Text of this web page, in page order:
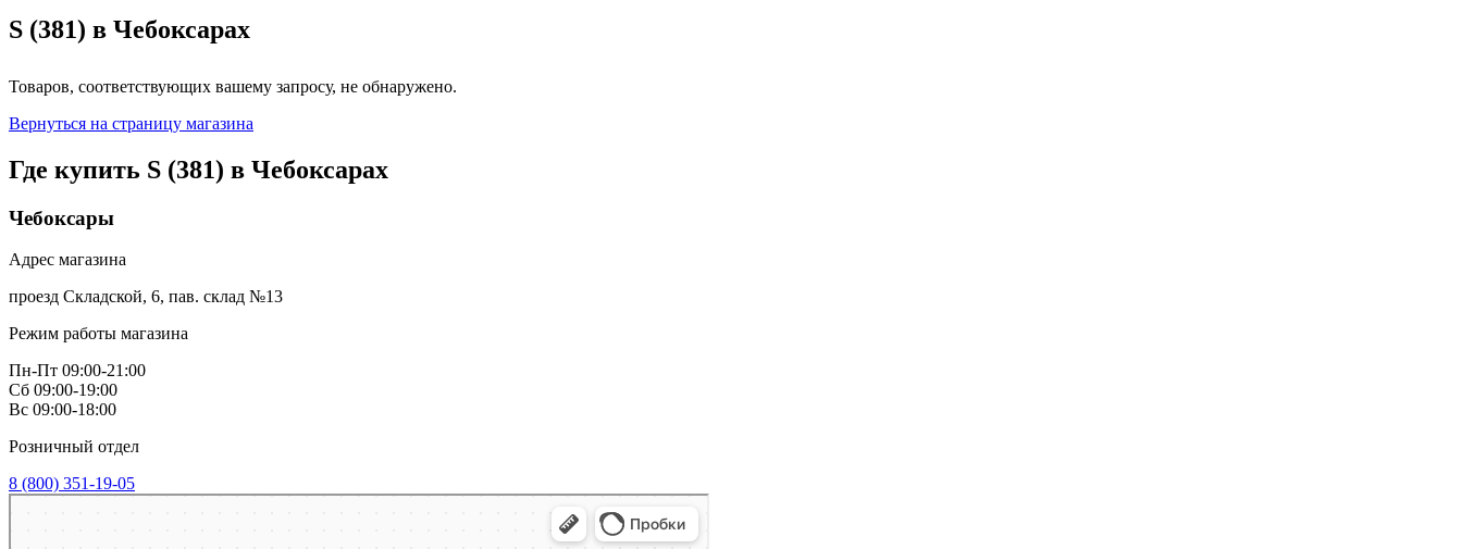
S (381) в Чебоксарах
Товаров, соответствующих вашему запросу, не обнаружено.
Вернуться на страницу магазина
Где купить S (381) в Чебоксарах
Чебоксары
Адрес магазина
проезд Складской, 6, пав. склад №13
Режим работы магазина
Пн-Пт 09:00-21:00
Сб 09:00-19:00
Вс 09:00-18:00
Розничный отдел
8 (800) 351-19-05